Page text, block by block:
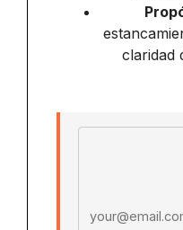
claridad